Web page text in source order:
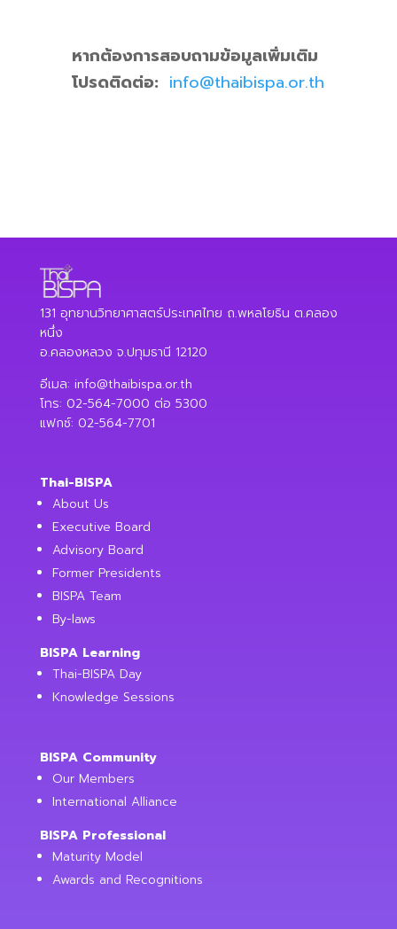
หากต้องการสอบถามข้อมูลเพิ่มเติม
โปรดติดต่อ: info@thaibispa.or.th
131 อุทยานวิทยาศาสตร์ประเทศไทย ถ.พหลโยธิน ต.คลอง
หนึ่ง
อ.คลองหลวง จ.ปทุมธานี 12120
อีเมล: info@thaibispa.or.th
โทร: 02-564-7000 ต่อ 5300
แฟกซ์: 02-564-7701
Thai-BISPA
About Us
Executive Board
Advisory Board
Former Presidents
BISPA Team
By-laws
BISPA Learning
Thai-BISPA Day
Knowledge Sessions
BISPA Community
Our Members
International Alliance
BISPA Professional
Maturity Model
Awards and Recognitions